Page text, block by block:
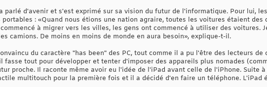
parlé d'avenir et s'est exprimé sur sa vision du futur de l'informatique. Pour lui,
: «Quand nous étions une nation agraire, toutes les voitures étaient
à migrer vers les villes, les gens ont commencé à utiliser des voitures.
camions. De moins en moins de monde en aura besoin», explique-t-il.
du caractère "has been" des PC, tout comme il a pu l'être des lecteurs
fasse tout pour développer et tenter d'imposer des appareils plus nomades
proche. Il raconte même avoir eu l'idée de l'iPad avant celle de l'iPhone. Suite
multitouch pour la première fois et il a décidé d'en faire un téléphone. L'iPad